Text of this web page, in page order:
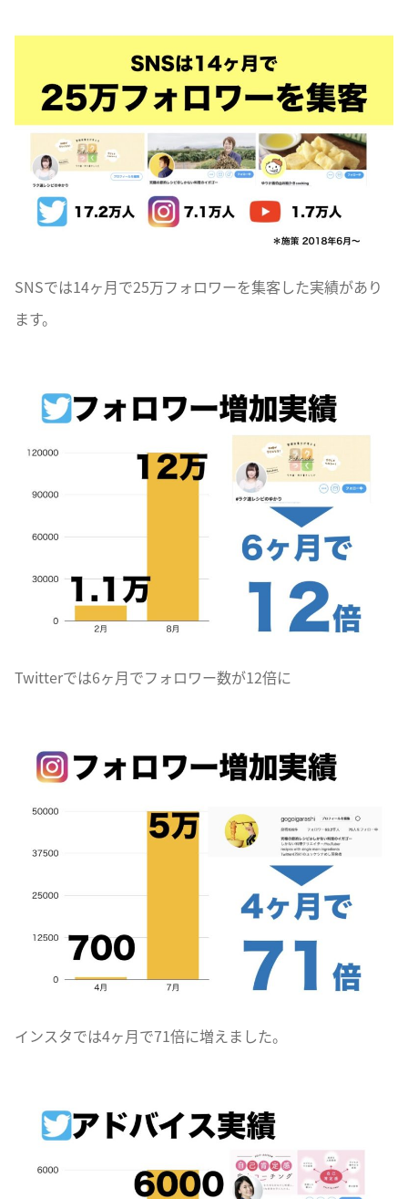
SNSでは14ヶ月で25万フォロワーを集客した実績があり
ます。
Twitterでは6ヶ月でフォロワー数が12倍に
インスタでは4ヶ月で71倍に増えました。